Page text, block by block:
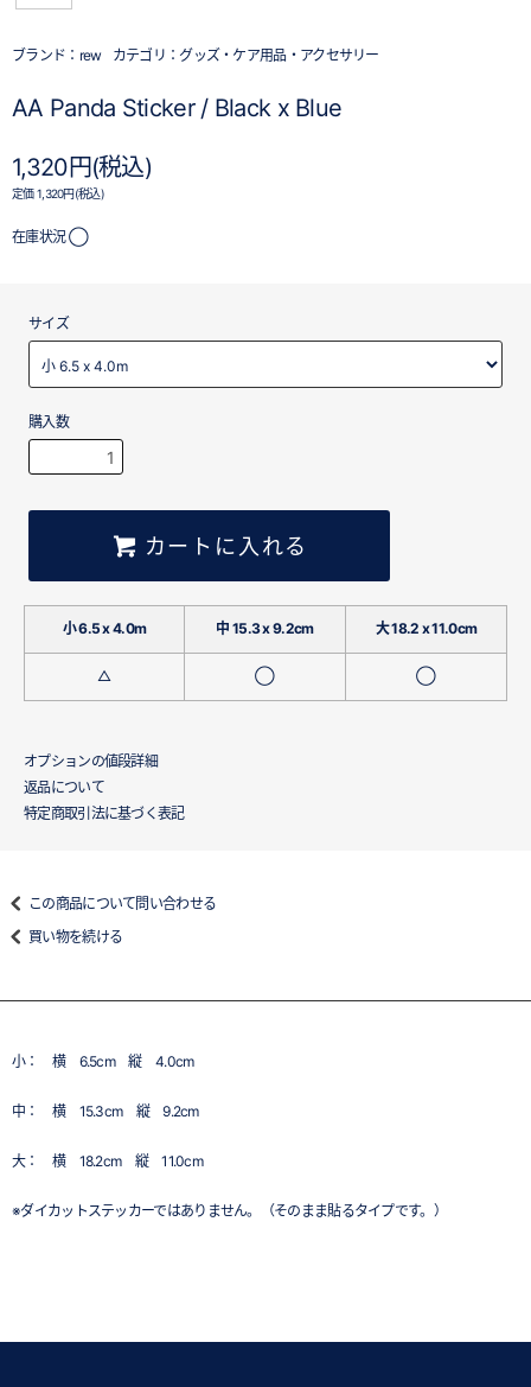
ブランド： rew カテゴリ： グッズ・ケア用品・アクセサリー
AA Panda Sticker / Black x Blue
1,320円(税込)
定価 1,320円(税込)
在庫状況 ◯
サイズ
購入数
カートに入れる
小 6.5 x 4.0m 中 15.3 x 9.2cm 大 18.2 x 11.0cm
△ ◯ ◯
オプションの値段詳細
返品について
特定商取引法に基づく表記
この商品について問い合わせる
買い物を続ける
小： 横 6.5cm 縦 4.0cm
中： 横 15.3cm 縦 9.2cm
大： 横 18.2cm 縦 11.0cm
※ダイカットステッカーではありません。（そのまま貼るタイプです。）